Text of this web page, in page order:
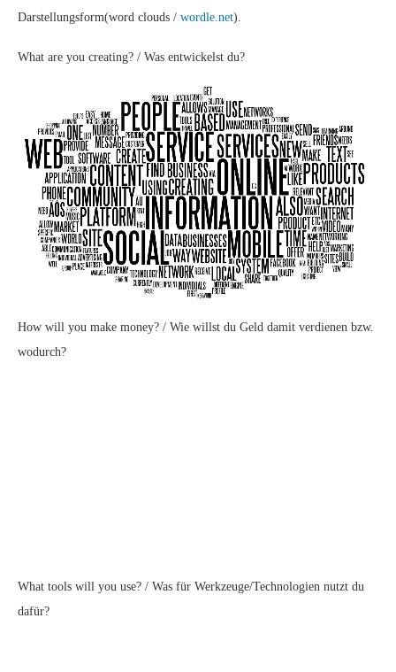
Darstellungsform(word clouds / wordle.net).
What are you creating? / Was entwickelst du?
How will you make money? / Wie willst du Geld damit verdienen bzw.
wodurch?
What tools will you use? / Was für Werkzeuge/Technologien nutzt du
dafür?